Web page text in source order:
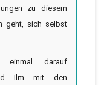
zu diesem
geht, sich selbst
darauf
Ilm mit den